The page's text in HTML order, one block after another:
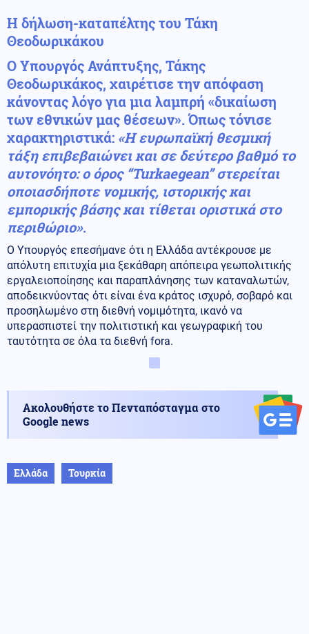
Η δήλωση-καταπέλτης του Τάκη
Θεοδωρικάκου
Ο Υπουργός Ανάπτυξης, Τάκης
Θεοδωρικάκος, χαιρέτισε την απόφαση
κάνοντας λόγο για μια λαμπρή «δικαίωση
των εθνικών μας θέσεων». Όπως τόνισε
χαρακτηριστικά: «Η ευρωπαϊκή θεσμική
τάξη επιβεβαιώνει και σε δεύτερο βαθμό το
αυτονόητο: ο όρος “Turkaegean” στερείται
οποιασδήποτε νομικής, ιστορικής και
εμπορικής βάσης και τίθεται οριστικά στο
περιθώριο».
Ο Υπουργός επεσήμανε ότι η Ελλάδα αντέκρουσε με
απόλυτη επιτυχία μια ξεκάθαρη απόπειρα γεωπολιτικής
εργαλειοποίησης και παραπλάνησης των καταναλωτών,
αποδεικνύοντας ότι είναι ένα κράτος ισχυρό, σοβαρό και
προσηλωμένο στη διεθνή νομιμότητα, ικανό να
υπερασπιστεί την πολιτιστική και γεωγραφική του
ταυτότητα σε όλα τα διεθνή fora.
Ακολουθήστε το Πενταπόσταγμα στο
Google news
Ελλάδα Τουρκία